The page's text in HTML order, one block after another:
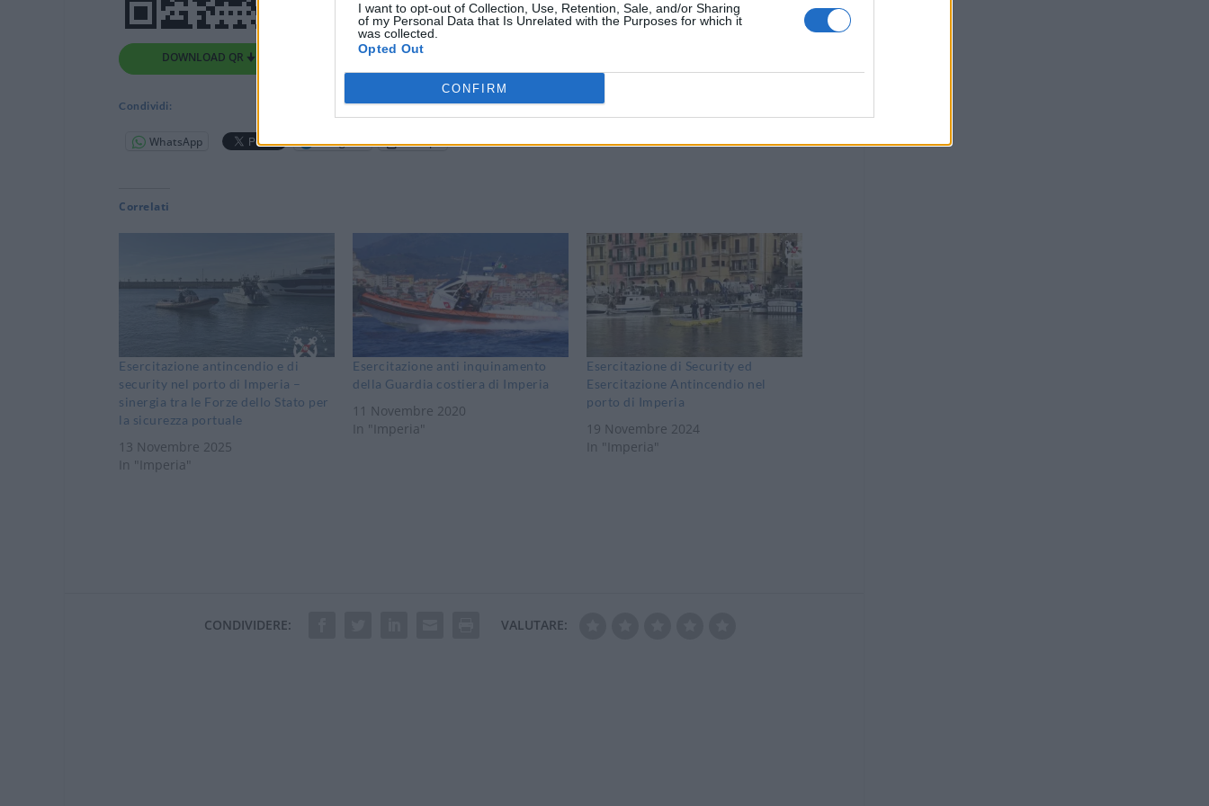
I want to opt-out of Collection, Use, Retention, Sale, and/or Sharing
of my Personal Data that Is Unrelated with the Purposes for which it
was collected.
Opted Out
CONFIRM
DOWNLOAD QR 🠋
Condividi:
WhatsApp Telegram Stampa
Correlati
Esercitazione antincendio e di
security nel porto di Imperia –
sinergia tra le Forze dello Stato per
la sicurezza portuale
13 Novembre 2025
In "Imperia"
Esercitazione anti inquinamento
della Guardia costiera di Imperia
11 Novembre 2020
In "Imperia"
Esercitazione di Security ed
Esercitazione Antincendio nel
porto di Imperia
19 Novembre 2024
In "Imperia"
CONDIVIDERE: VALUTARE: